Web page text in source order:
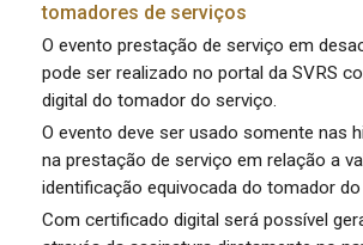
tomadores de serviços
O evento prestação de serviço em
pode ser realizado no portal da SVRS
digital do tomador do serviço.
O evento deve ser usado somente nas
na prestação de serviço em relação a
identificação equivocada do tomador
Com certificado digital será possível